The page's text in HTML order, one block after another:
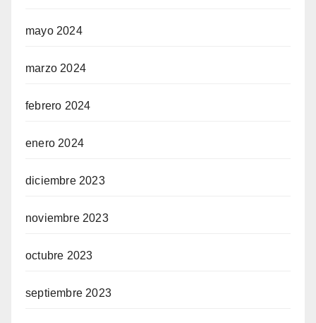
mayo 2024
marzo 2024
febrero 2024
enero 2024
diciembre 2023
noviembre 2023
octubre 2023
septiembre 2023